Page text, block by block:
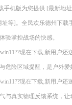
手机版为您提供 [最新地
等]。全民欢乐德州下
验掌控战场的快感。
现在下载,新用户
危险区域提醒，是户外
现在下载,新用户
与真实物理反馈系统，